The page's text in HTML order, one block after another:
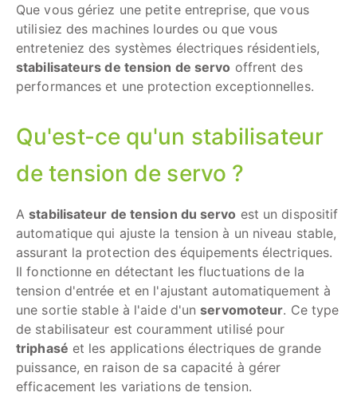
Que vous gériez une petite entreprise, que vous
utilisiez des machines lourdes ou que vous
entreteniez des systèmes électriques résidentiels,
stabilisateurs de tension de servo offrent des
performances et une protection exceptionnelles.
Qu'est-ce qu'un stabilisateur
de tension de servo ?
Astabilisateur de tension du servo est un dispositif
automatique qui ajuste la tension à un niveau stable,
assurant la protection des équipements électriques.
Il fonctionne en détectant les fluctuations de la
tension d'entrée et en l'ajustant automatiquement à
une sortie stable à l'aide d'unservomoteur. Ce type
de stabilisateur est couramment utilisé pour
triphasé et les applications électriques de grande
puissance, en raison de sa capacité à gérer
efficacement les variations de tension.